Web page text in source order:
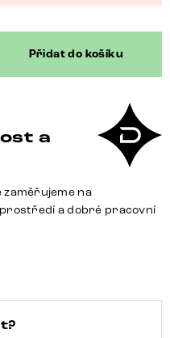
Přidat do košíku
a
zaměřujeme na
a dobré pracovní